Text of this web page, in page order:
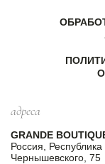
адреса
GRANDE
Россия,
Чернышевского, 75